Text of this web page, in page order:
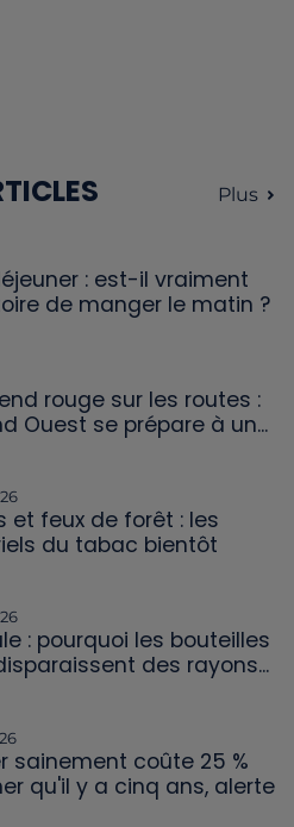
Plus
: est-il vraiment
de manger le matin ?
rouge sur les routes :
Ouest se prépare à un...
et feux de forêt : les
du tabac bientôt
: pourquoi les bouteilles
des rayons...
sainement coûte 25 %
qu'il y a cinq ans, alerte